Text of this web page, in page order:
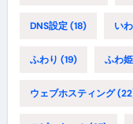
DNS設定(18) い
ふわり (19) ふわ姫
ウェブホスティング